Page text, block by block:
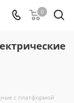
0
с платформой